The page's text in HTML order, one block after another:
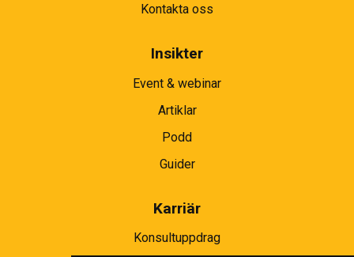
Kontakta oss
Insikter
Event & webinar
Artiklar
Podd
Guider
Karriär
Konsultuppdrag